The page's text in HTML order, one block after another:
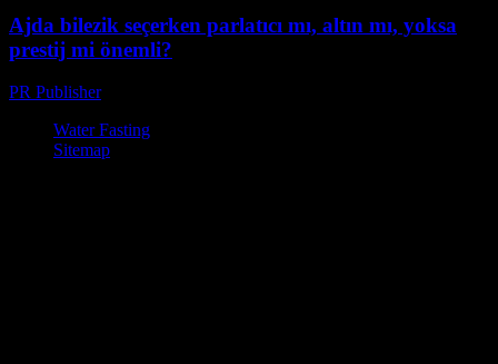
Ajda bilezik seçerken parlatıcı mı, altın mı, yoksa
prestij mi önemli?
PR Publisher-
Water Fasting
Sitemap